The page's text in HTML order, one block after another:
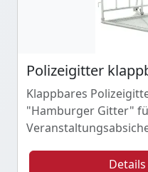
Polizeigitter
Klappbares
"Hamburger Gitter"